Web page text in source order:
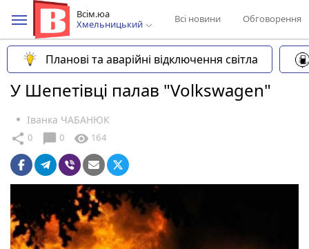
Всім.юа
Хмельницький
Всі новини Обговорення
Планові та аварійні відключення світла
У Шепетівці палав "Volkswagen"
Іванка ЧАБАНЮК
share 0 chat_bubble 0 visibility 164